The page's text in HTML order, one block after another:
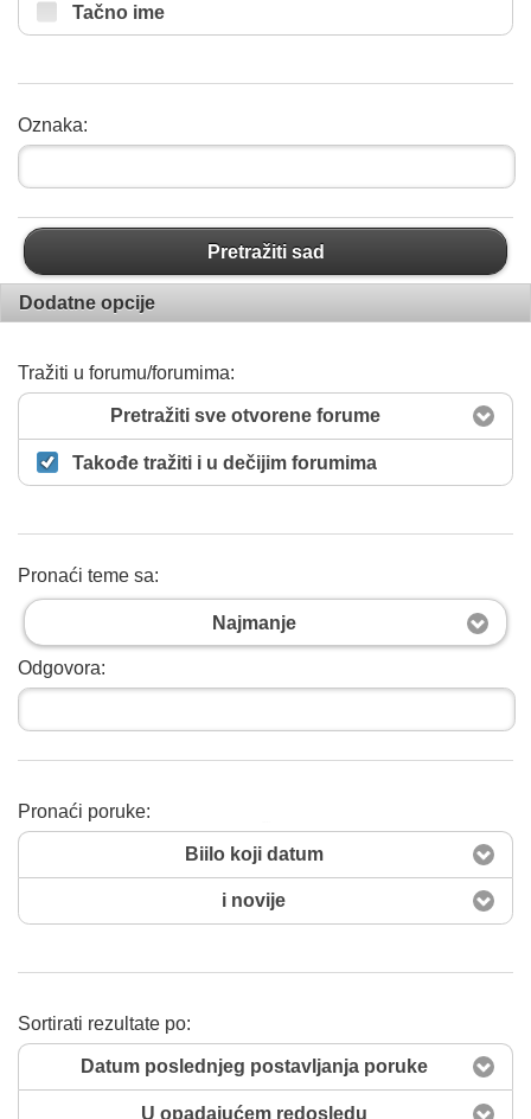
Tačno ime
Oznaka:
Pretražiti sad
Dodatne opcije
Tražiti u forumu/forumima:
Pretražiti sve otvorene forume
Takođe tražiti i u dečijim forumima
Pronaći teme sa:
Najmanje
Odgovora:
Pronaći poruke:
Biilo koji datum
i novije
Sortirati rezultate po:
Datum poslednjeg postavljanja poruke
U opadajućem redosledu